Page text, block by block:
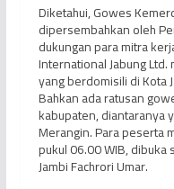
Diketahui, Gowes
dipersembahkan oleh
dukungan para mitra
International Jabung
yang berdomisili di Kota
Bahkan ada ratusan
kabupaten, diantaranya
Merangin. Para peserta
pukul 06.00 WIB,
Jambi Fachrori Umar.